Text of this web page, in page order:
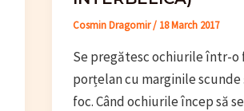
Cosmin Dragomir/ 18 March 2017
Se pregătesc ochiurile într-o
porțelan cu marginile scunde
foc. Când ochiurile încep să se